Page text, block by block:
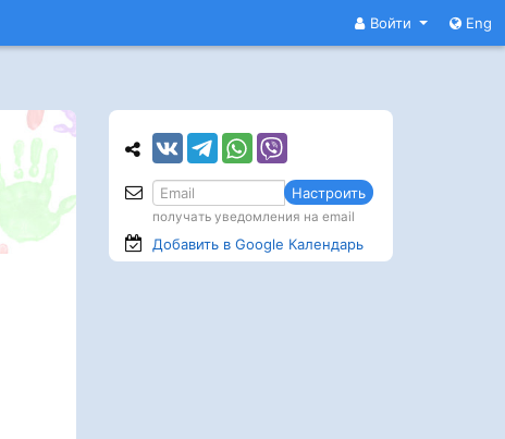
Войти Eng
Настроить
получать уведомления на email
Добавить в Google Календарь